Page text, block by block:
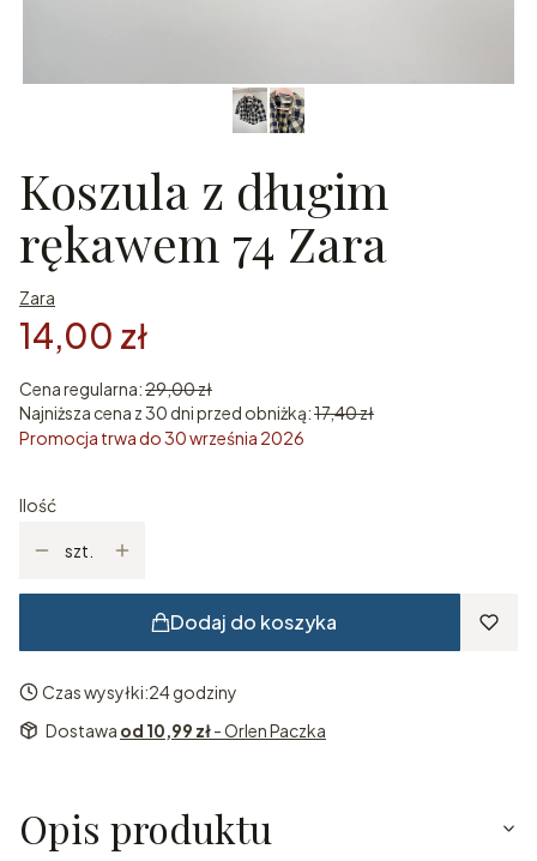
Koszula z długim
rękawem 74 Zara
Zara
14,00 zł
Cena regularna:29,00 zł
Najniższa cena z 30 dni przed obniżką:17,40 zł
Promocja trwa do 30 września 2026
Ilość
szt.
Dodaj do koszyka
Czas wysyłki:24 godziny
Dostawa od 10,99 zł- Orlen Paczka
Opis produktu